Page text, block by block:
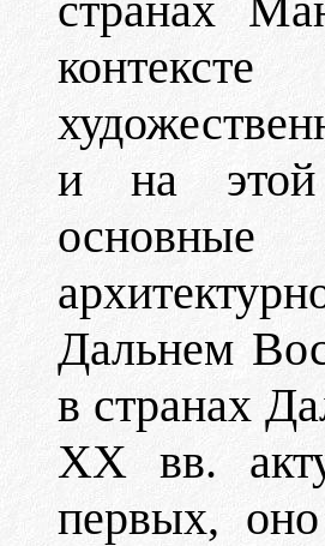
и на этой
основные
Дальнем
в странах
ХХ вв.
первых,